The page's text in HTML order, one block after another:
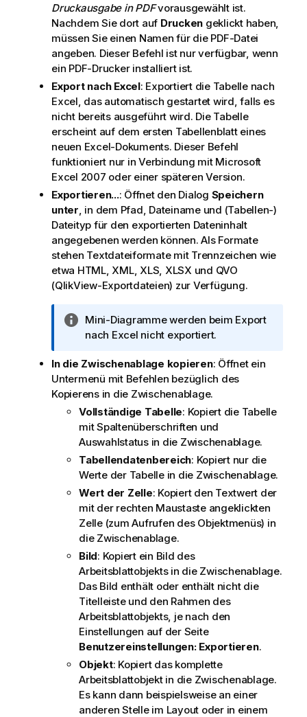
Druckausgabe in PDFvorausgewählt ist.
Nachdem Sie dort auf Drucken geklickt haben,
müssen Sie einen Namen für die PDF-Datei
angeben. Dieser Befehl ist nur verfügbar, wenn
ein PDF-Drucker installiert ist.
Export nach Excel: Exportiert die Tabelle nach
Excel, das automatisch gestartet wird, falls es
nicht bereits ausgeführt wird. Die Tabelle
erscheint auf dem ersten Tabellenblatt eines
neuen Excel-Dokuments. Dieser Befehl
funktioniert nur in Verbindung mit Microsoft
Excel 2007 oder einer späteren Version.
Exportieren...: Öffnet den Dialog Speichern
unter , in dem Pfad, Dateiname und (Tabellen-)
Dateityp für den exportierten Dateninhalt
angegebenen werden können.Als Formate
stehen Textdateiformate mit Trennzeichen wie
etwa HTML, XML, XLS, XLSX und QVO
(QlikView-Exportdateien) zur Verfügung.
I
n
o
r
m
a
t
i
o
n
h
i
n
w
e
i
s
Mini-Diagramme werden beim Export
nach Excel nicht exportiert.
In die Zwischenablage kopieren: Öffnet ein
Untermenü mit Befehlen bezüglich des
Kopierens in die Zwischenablage.
Vollständige Tabelle: Kopiert die Tabelle
mit Spaltenüberschriften und
Auswahlstatus in die Zwischenablage.
Tabellendatenbereich: Kopiert nur die
Werte der Tabelle in die Zwischenablage.
Wert der Zelle: Kopiert den Textwert der
mit der rechten Maustaste angeklickten
Zelle (zum Aufrufen des Objektmenüs) in
die Zwischenablage.
Bild: Kopiert ein Bild des
Arbeitsblattobjekts in die Zwischenablage.
Das Bild enthält oder enthält nicht die
Titelleiste und den Rahmen des
Arbeitsblattobjekts, je nach den
Einstellungen auf der Seite
Benutzereinstellungen: Exportieren.
Objekt: Kopiert das komplette
Arbeitsblattobjekt in die Zwischenablage.
Es kann dann beispielsweise an einer
anderen Stelle im Layout oder in einem